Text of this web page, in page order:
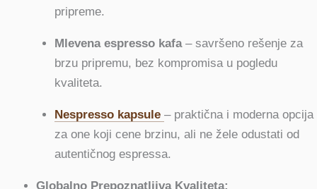
pripreme.
Mlevena espresso kafa– savršeno rešenje za
brzu pripremu, bez kompromisa u pogledu
kvaliteta.
Nespresso kapsule – praktična i moderna opcija
za one koji cene brzinu, ali ne žele odustati od
autentičnog espressa.
Globalno Prepoznatljiva Kvaliteta: